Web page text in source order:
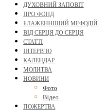
ДУХОВНИЙ ЗАПОВІТ
ПРО ФОНД
БЛАЖЕННІШИЙ МЕФОДІЙ
ВІД СЕРЦЯ ДО СЕРЦЯ
СТАТТІ
ІНТЕРВ’Ю
КАЛЕНДАР
МОЛИТВА
НОВИНИ
Фото
Відео
ПОЖЕРТВА